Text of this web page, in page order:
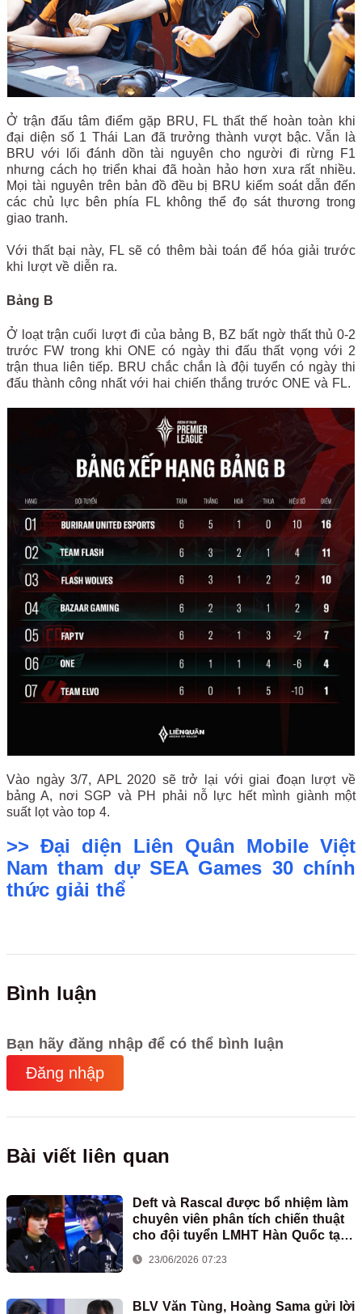
Ở trận đấu tâm điểm gặp BRU, FL thất thế hoàn toàn khi
đại diện số 1 Thái Lan đã trưởng thành vượt bậc. Vẫn là
BRU với lối đánh dồn tài nguyên cho người đi rừng F1
nhưng cách họ triển khai đã hoàn hảo hơn xưa rất nhiều.
Mọi tài nguyên trên bản đồ đều bị BRU kiểm soát dẫn đến
các chủ lực bên phía FL không thể đọ sát thương trong
giao tranh.
Với thất bại này, FL sẽ có thêm bài toán để hóa giải trước
khi lượt về diễn ra.
Bảng B
Ở loạt trận cuối lượt đi của bảng B, BZ bất ngờ thất thủ 0-2
trước FW trong khi ONE có ngày thi đấu thất vọng với 2
trận thua liên tiếp. BRU chắc chắn là đội tuyển có ngày thi
đấu thành công nhất với hai chiến thắng trước ONE và FL.
Vào ngày 3/7, APL 2020 sẽ trở lại với giai đoạn lượt về
bảng A, nơi SGP và PH phải nỗ lực hết mình giành một
suất lọt vào top 4.
>> Đại diện Liên Quân Mobile Việt
Nam tham dự SEA Games 30 chính
thức giải thể
Bình luận
Bạn hãy đăng nhập để có thể bình luận
Đăng nhập
Bài viết liên quan
Deft và Rascal được bổ nhiệm làm
chuyên viên phân tích chiến thuật
cho đội tuyển LMHT Hàn Quốc tại
ASIAD
23/06/2026 07:23
BLV Văn Tùng, Hoàng Sama gửi lời